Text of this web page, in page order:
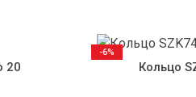
20 Кольцо
-6%